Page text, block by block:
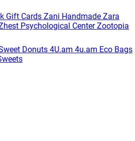
Gift Cards Zani Handmade Zara
Psychological CenterZootopia
Donuts 4U.am 4u.am Eco Bags